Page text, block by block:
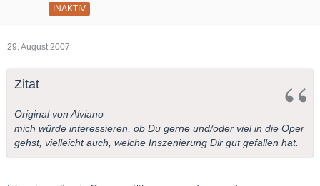
INAKTIV
29. August 2007
Zitat
Original von Alviano
mich würde interessieren, ob Du gerne und/oder viel in die Oper
gehst, vielleicht auch, welche Inszenierung Dir gut gefallen hat.